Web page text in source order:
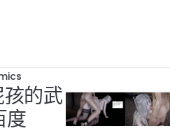
孩的武
度